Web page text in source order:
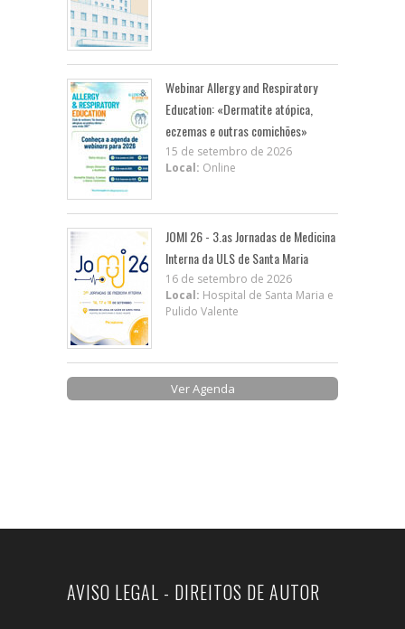
Webinar Allergy and Respiratory
Education: «Dermatite atópica,
eczemas e outras comichões»
15 de setembro de 2026
Local: Online
JOMI 26 - 3.as Jornadas de Medicina
Interna da ULS de Santa Maria
16 de setembro de 2026
Local: Hospital de Santa Maria e
Pulido Valente
Ver Agenda
AVISO LEGAL - DIREITOS DE AUTOR